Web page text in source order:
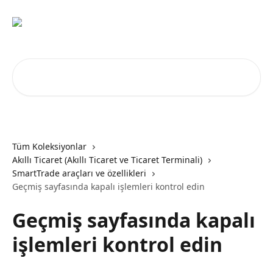
Tüm Koleksiyonlar
Akıllı Ticaret (Akıllı Ticaret ve Ticaret Terminali)
SmartTrade araçları ve özellikleri
Geçmiş sayfasında kapalı işlemleri kontrol edin
Geçmiş sayfasında kapalı
işlemleri kontrol edin